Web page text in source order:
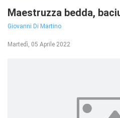
Maestruzza bedda,
Giovanni Di Martino
Martedì, 05 Aprile 2022